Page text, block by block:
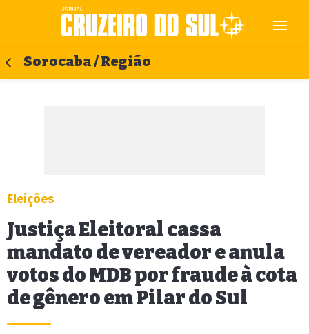
Sorocaba / Região
Eleições
Justiça Eleitoral cassa
mandato de vereador e anula
votos do MDB por fraude à cota
de gênero em Pilar do Sul